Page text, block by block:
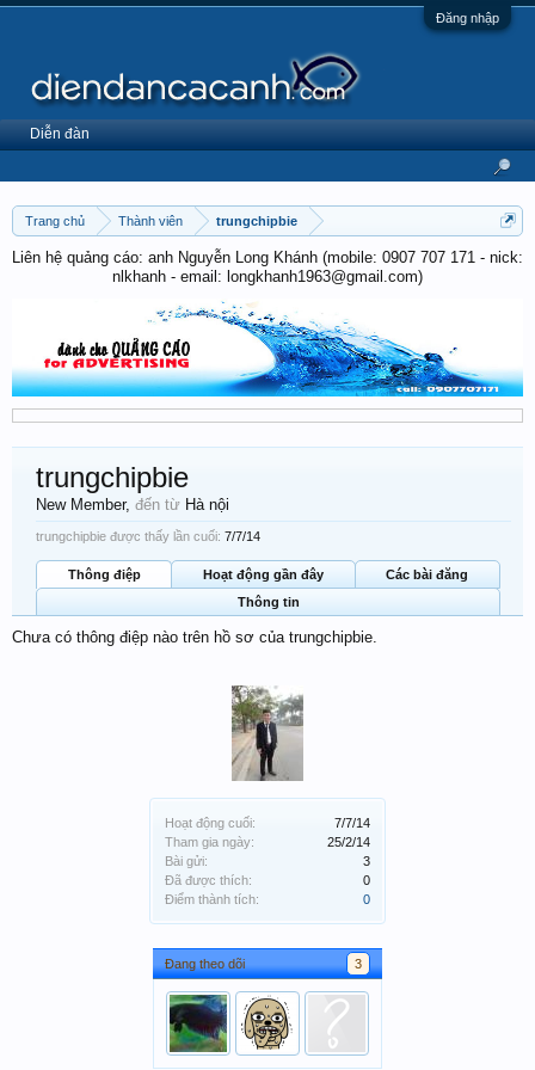
Đăng nhập
Trang chủ Thành viên trungchipbie
Liên hệ quảng cáo: anh Nguyễn Long Khánh (mobile: 0907 707 171 - nick:
nlkhanh - email: longkhanh1963@gmail.com)
Hoạt động cuối:
7/7/14
Tham gia ngày:
25/2/14
Bài gửi:
3
Đã được thích:
0
Điểm thành tích:
0
Đang theo dõi 3
trungchipbie
New Member, đến từ Hà nội
trungchipbie được thấy lần cuối: 7/7/14
Thông điệp Hoạt động gần đây
Các bài đăng
Thông tin
Chưa có thông điệp nào trên hồ sơ của trungchipbie.
Diễn đàn